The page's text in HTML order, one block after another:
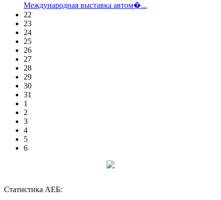
Международная выставка автом�...
22
23
24
25
26
27
28
29
30
31
1
2
3
4
5
6
Статистика АЕБ: